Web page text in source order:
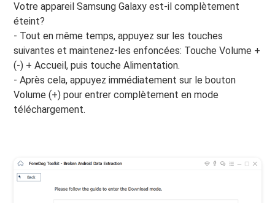
Votre appareil Samsung Galaxy est-il complètement
éteint?
- Tout en même temps, appuyez sur les touches
suivantes et maintenez-les enfoncées: Touche Volume +
(-) + Accueil, puis touche Alimentation.
- Après cela, appuyez immédiatement sur le bouton
Volume (+) pour entrer complètement en mode
téléchargement.